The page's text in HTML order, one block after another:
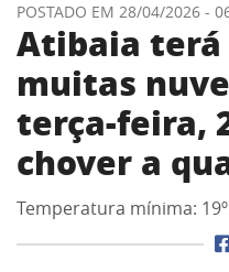
POSTADO EM 28/04/2026 -
Atibaia terá
muitas
terça-feira,
chover a
Temperatura mínima: